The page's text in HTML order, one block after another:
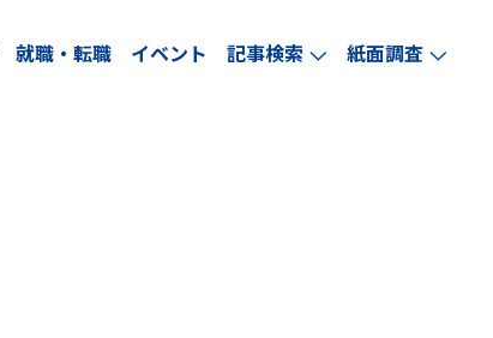
就職・転職 イベント 記事検索 arrow_forward_ios 紙面調査 arrow_forward_ios